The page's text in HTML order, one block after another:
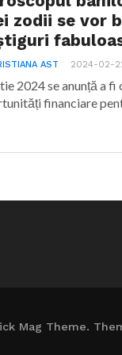
zodii se vor
AST 2024-02-
2024 se anunță a
financiare
Mag Theme.